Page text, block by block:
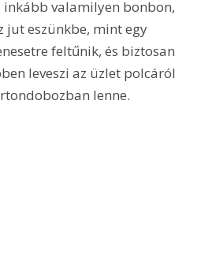
valamilyen bonbon,
jut eszünkbe, mint egy
feltűnik, és biztosan
leveszi az üzlet polcáról
lenne.